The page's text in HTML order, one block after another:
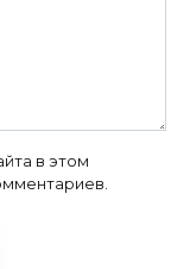
в этом